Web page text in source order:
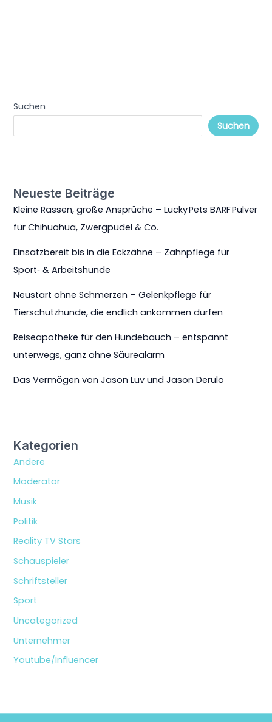
Suchen
Suchen
Neueste Beiträge
Kleine Rassen, große Ansprüche – Lucky Pets BARF Pulver
für Chihuahua, Zwergpudel & Co.
Einsatzbereit bis in die Eckzähne – Zahnpflege für
Sport‑ & Arbeitshunde
Neustart ohne Schmerzen – Gelenkpflege für
Tierschutzhunde, die endlich ankommen dürfen
Reiseapotheke für den Hundebauch – entspannt
unterwegs, ganz ohne Säurealarm
Das Vermögen von Jason Luv und Jason Derulo
Kategorien
Andere
Moderator
Musik
Politik
Reality TV Stars
Schauspieler
Schriftsteller
Sport
Uncategorized
Unternehmer
Youtube/Influencer